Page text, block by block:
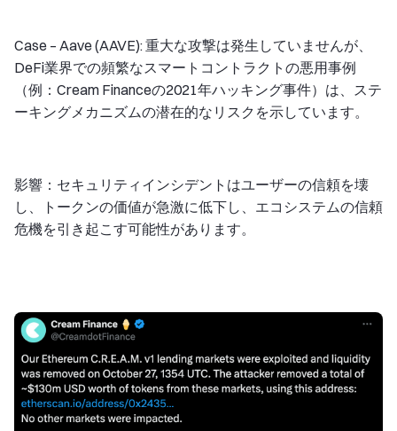
Case – Aave (AAVE): 重大な攻撃は発生していませんが、
DeFi業界での頻繁なスマートコントラクトの悪用事例
（例：Cream Financeの2021年ハッキング事件）は、ステ
ーキングメカニズムの潜在的なリスクを示しています。
影響：セキュリティインシデントはユーザーの信頼を壊
し、トークンの価値が急激に低下し、エコシステムの信頼
危機を引き起こす可能性があります。